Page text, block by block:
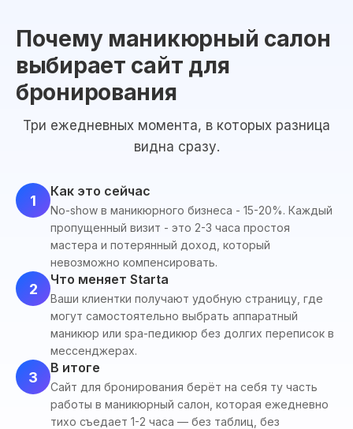
Почему маникюрный салон
выбирает сайт для
бронирования
Три ежедневных момента, в которых разница
видна сразу.
1
Как это сейчас
No-show в маникюрного бизнеса - 15-20%. Каждый
пропущенный визит - это 2-3 часа простоя
мастера и потерянный доход, который
невозможно компенсировать.
2
Что меняет Starta
Ваши клиентки получают удобную страницу, где
могут самостоятельно выбрать аппаратный
маникюр или spa-педикюр без долгих переписок в
мессенджерах.
3
В итоге
Сайт для бронирования берёт на себя ту часть
работы в маникюрный салон, которая ежедневно
тихо съедает 1-2 часа — без таблиц, без